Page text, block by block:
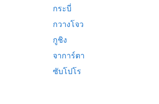
กระบี่
กวางโจว
กูชิง
จาการ์ตา
ซับโปโร